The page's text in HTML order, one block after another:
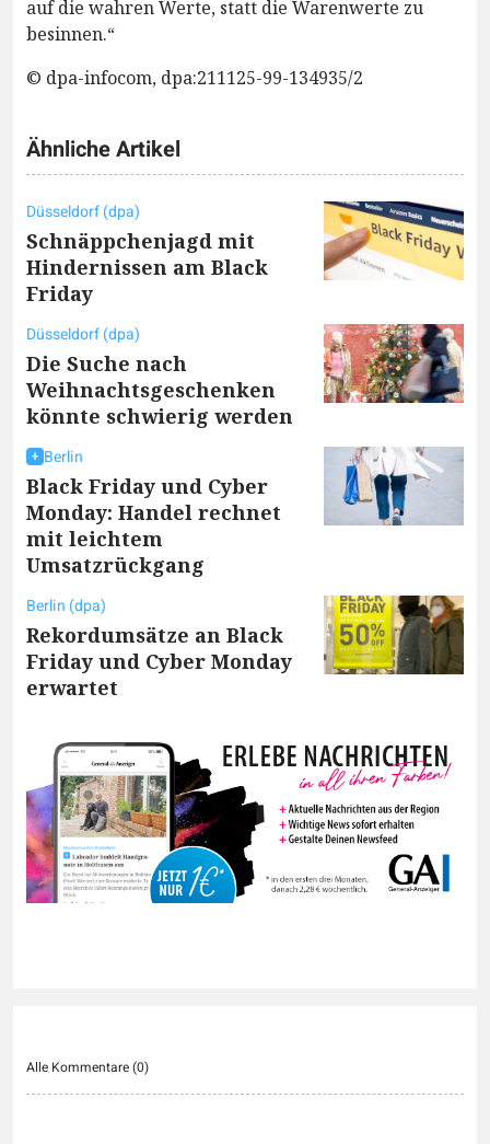
auf die wahren Werte, statt die Warenwerte zu
besinnen.“
© dpa-infocom, dpa:211125-99-134935/2
Ähnliche Artikel
Düsseldorf (dpa)
Schnäppchenjagd mit
Hindernissen am Black
Friday
Düsseldorf (dpa)
Die Suche nach
Weihnachtsgeschenken
könnte schwierig werden
Berlin
Black Friday und Cyber
Monday: Handel rechnet
mit leichtem
Umsatzrückgang
Berlin (dpa)
Rekordumsätze an Black
Friday und Cyber Monday
erwartet
Alle Kommentare (0)